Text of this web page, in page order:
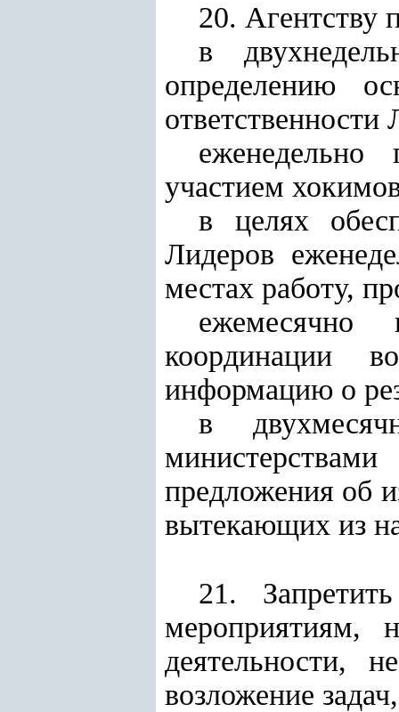
20. Агентству
в
определению
ответственности
участием
в целях
Лидеров
местах работу,
координации
информацию о
в
предложения об
вытекающих из
21.
мероприятиям,
деятельности,
возложение